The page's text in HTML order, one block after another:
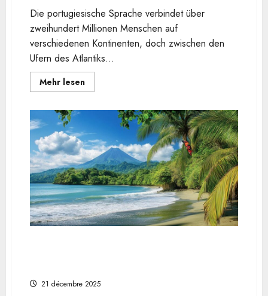
Die portugiesische Sprache verbindet über
zweihundert Millionen Menschen auf
verschiedenen Kontinenten, doch zwischen den
Ufern des Atlantiks...
Mehr lesenEn
savoir
die
Grüße
auf
brasilianischem
Portugiesisch
von
der
portugiesischen
Variante
unterscheiden
21 décembre 2025